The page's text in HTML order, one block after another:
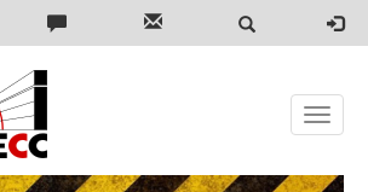
Toggle